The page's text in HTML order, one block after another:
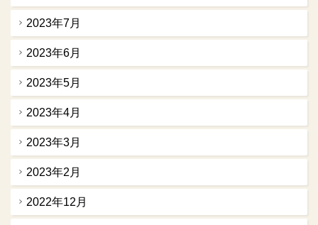
2023年7月
2023年6月
2023年5月
2023年4月
2023年3月
2023年2月
2022年12月